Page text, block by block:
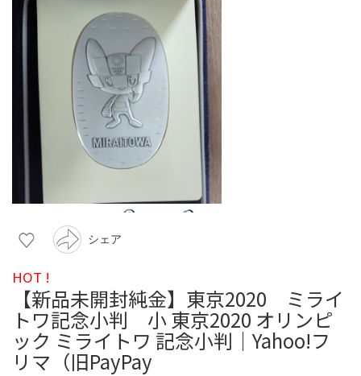
シェア
HOT !
【新品未開封純金】東京2020 ミライ
トワ記念小判 小 東京2020 オリンピ
ック ミライトワ 記念小判｜Yahoo!フ
リマ（旧PayPay